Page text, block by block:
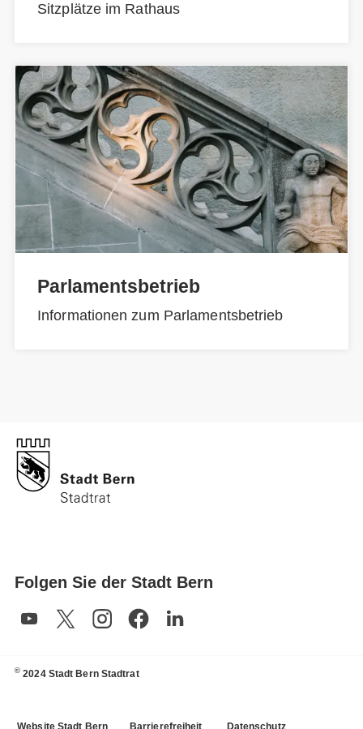
Sitzplätze im Rathaus
Parlamentsbetrieb
Informationen zum Parlamentsbetrieb
Folgen Sie der Stadt Bern
© 2024 Stadt Bern Stadtrat
Website Stadt Bern Barrierefreiheit Datenschutz